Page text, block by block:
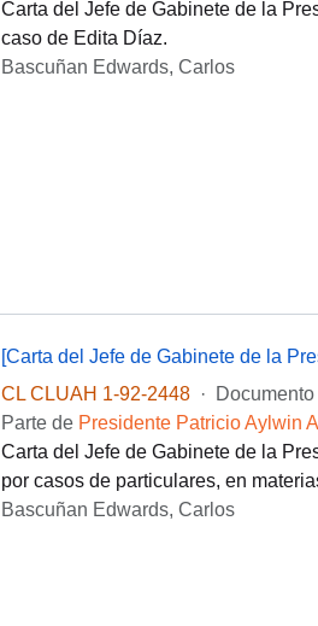
Carta del Jefe de Gabinete de la
caso de Edita Díaz.
Bascuñan Edwards, Carlos
[Carta del Jefe de Gabinete de la
CL CLUAH 1-92-2448
· Documento
Parte de Presidente Patricio Aylwin
Carta del Jefe de Gabinete de la
por casos de particulares, en
Bascuñan Edwards, Carlos